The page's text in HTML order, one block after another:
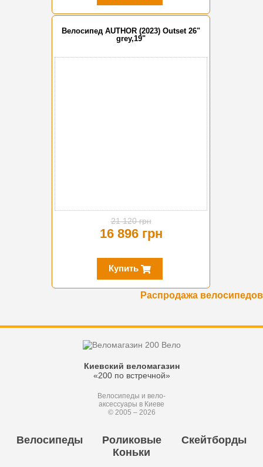
Велосипед AUTHOR (2023) Outset 26"
grey,19"
21 120 грн
16 896 грн
Купить
Распродажа велосипедов
Киевский веломагазин
«200 по встречной»
Велосипеды и вело-
аксессуары в Киеве
© 2005 – 2026
Велосипеды
Роликовые
Коньки
Скейтборды